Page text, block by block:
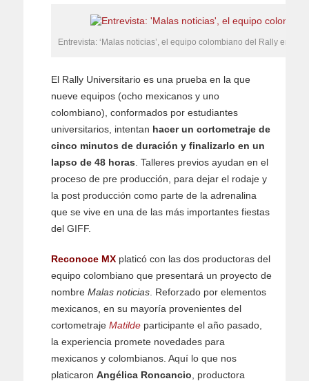
Entrevista: ‘Malas noticias’, el equipo colombiano del Rally en el
El Rally Universitario es una prueba en la que
nueve equipos (ocho mexicanos y uno
colombiano), conformados por estudiantes
universitarios, intentan hacer un cortometraje de
cinco minutos de duración y finalizarlo en un
lapso de 48 horas . Talleres previos ayudan en el
proceso de pre producción, para dejar el rodaje y
la post producción como parte de la adrenalina
que se vive en una de las más importantes fiestas
del GIFF.
Reconoce MX platicó con las dos productoras del
equipo colombiano que presentará un proyecto de
nombre Malas noticias . Reforzado por elementos
mexicanos, en su mayoría provenientes del
cortometraje Matilde participante el año pasado,
la experiencia promete novedades para
mexicanos y colombianos. Aquí lo que nos
platicaron Angélica Roncancio , productora